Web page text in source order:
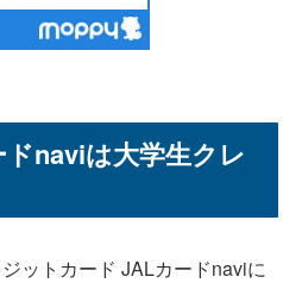
naviは大学生クレ
ットカード JALカードnaviに